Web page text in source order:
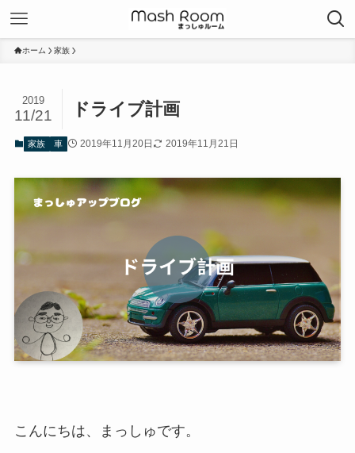
ホーム 家族
ドライブ計画
2019
11/21
家族 車 2019年11月20日 2019年11月21日
こんにちは、まっしゅです。